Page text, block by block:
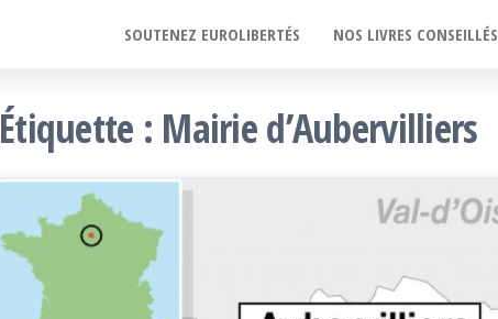
SOUTENEZ EUROLIBERTÉS NOS LIVRES CONSEILLÉS
Étiquette : Mairie d’Aubervilliers